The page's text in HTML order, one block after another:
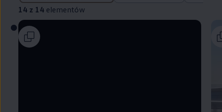
14 z 14 elementów